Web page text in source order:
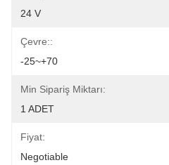
24 V
Çevre::
-25~+70
Min Sipariş Miktarı:
1 ADET
Fiyat:
Negotiable